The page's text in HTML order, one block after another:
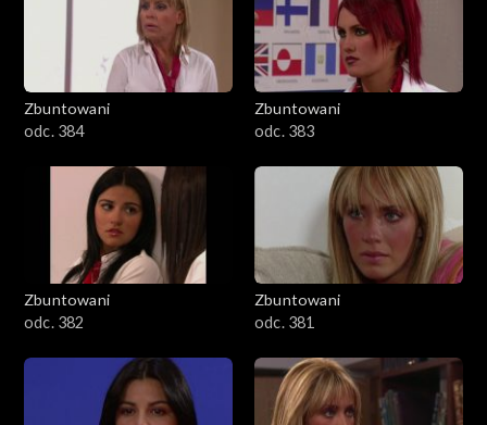
Zbuntowani
odc. 384
Zbuntowani
odc. 383
Zbuntowani
odc. 382
Zbuntowani
odc. 381